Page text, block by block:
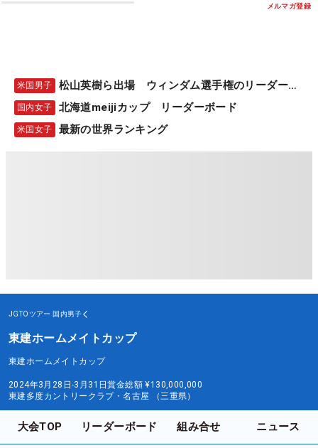
メルマガ登録
米国男子 松山英樹ら出場 ウィンダム選手権のリーダーボード
国内女子 北海道meijiカップ リーダーボード
米国女子 最新の世界ランキング
JGTOツアー 国内男子
東建ホームメイトカップ
東建ホームメイトカップ
2024年3月28日-3月31日賞金総額 ¥130,000,000
東建多度カントリークラブ・名古屋 （三重県）
大会TOP リーダーボード 組み合せ ニュース